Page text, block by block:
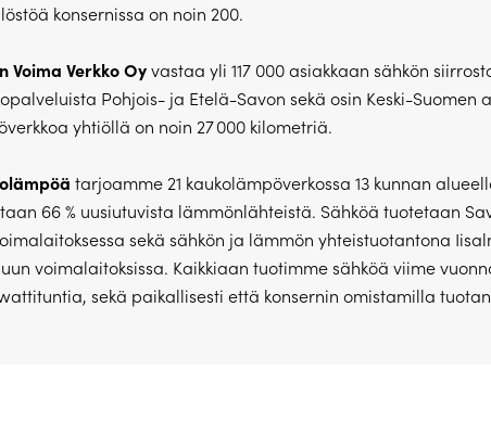
konsernissa on noin 200.
Voima Verkko Oyvastaa yli 117 000 asiakkaan sähkön
Pohjois- ja Etelä-Savon sekä osin Keski-Suomen
yhtiöllä on noin 27 000 kilometriä.
tarjoamme 21 kaukolämpöverkossa 13 kunnan
66 % uusiutuvista lämmönlähteistä. Sähköä tuotetaan
sekä sähkön ja lämmön yhteistuotantona
voimalaitoksissa. Kaikkiaan tuotimme sähköä viime
sekä paikallisesti että konsernin omistamilla